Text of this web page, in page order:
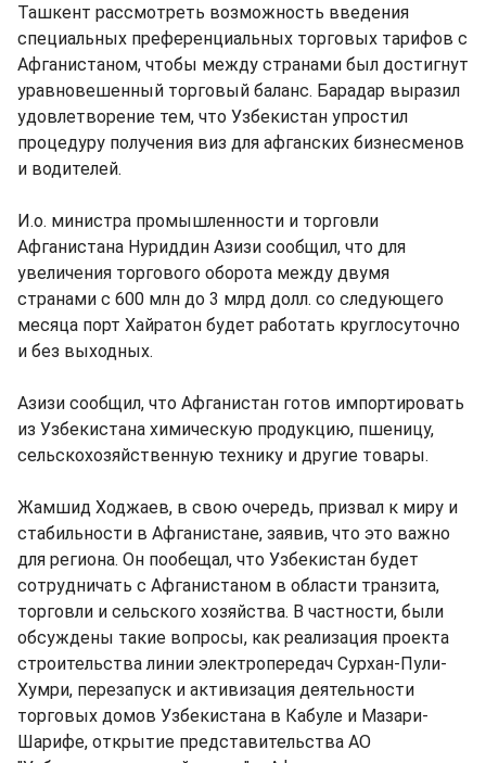
Ташкент рассмотреть возможность введения
специальных преференциальных торговых тарифов с
Афганистаном, чтобы между странами был достигнут
уравновешенный торговый баланс. Барадар выразил
удовлетворение тем, что Узбекистан упростил
процедуру получения виз для афганских бизнесменов
и водителей.
И.о. министра промышленности и торговли
Афганистана Нуриддин Азизи сообщил, что для
увеличения торгового оборота между двумя
странами с 600 млн до 3 млрд долл. со следующего
месяца порт Хайратон будет работать круглосуточно
и без выходных.
Азизи сообщил, что Афганистан готов импортировать
из Узбекистана химическую продукцию, пшеницу,
сельскохозяйственную технику и другие товары.
Жамшид Ходжаев, в свою очередь, призвал к миру и
стабильности в Афганистане, заявив, что это важно
для региона. Он пообещал, что Узбекистан будет
сотрудничать с Афганистаном в области транзита,
торговли и сельского хозяйства. В частности, были
обсуждены такие вопросы, как реализация проекта
строительства линии электропередач Сурхан-Пули-
Хумри, перезапуск и активизация деятельности
торговых домов Узбекистана в Кабуле и Мазари-
Шарифе, открытие представительства АО